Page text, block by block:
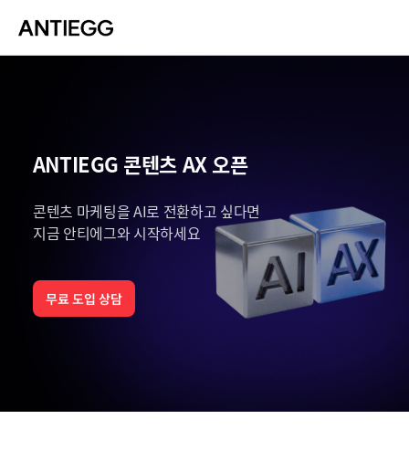
ANTIEGG 콘텐츠 AX 오픈
콘텐츠 마케팅을 AI로 전환하고 싶다면
지금 안티에그와 시작하세요
무료 도입 상담